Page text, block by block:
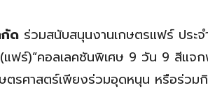
ด ร่วมสนับสนุนงานเกษตรแฟร์ ประ
(แฟร์)”คอลเลคชันพิเศษ 9 วัน 9 สีแจ
ตรศาสตร์เพียงร่วมอุดหนุน หรือร่วม